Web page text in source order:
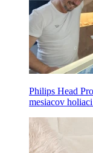
Philips Head
mesiacov